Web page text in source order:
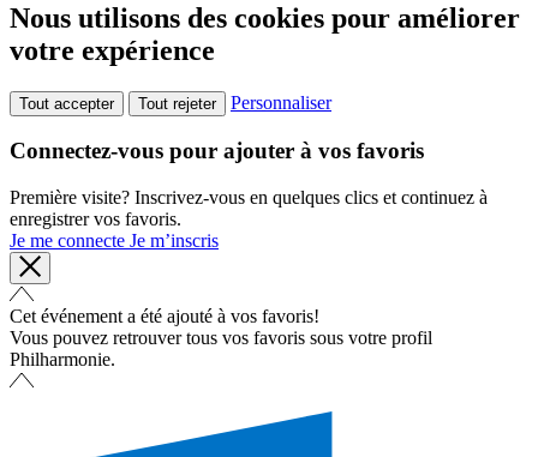
Nous utilisons des cookies pour améliorer
votre expérience
Tout accepter Tout rejeter Personnaliser
Connectez-vous pour ajouter à vos favoris
Première visite? Inscrivez-vous en quelques clics et continuez à
enregistrer vos favoris.
Je me connecte Je m’inscris
Cet événement a été ajouté à vos favoris!
Vous pouvez retrouver tous vos favoris sous votre profil
Philharmonie.